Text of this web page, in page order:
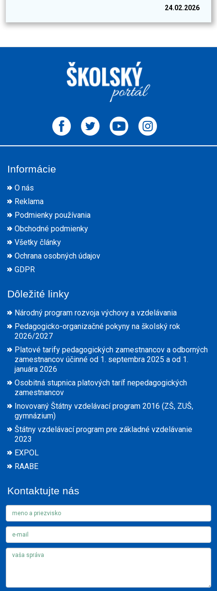
24.02.2026
Informácie
O nás
Reklama
Podmienky používania
Obchodné podmienky
Všetky články
Ochrana osobných údajov
GDPR
Dôležité linky
Národný program rozvoja výchovy a vzdelávania
Pedagogicko-organizačné pokyny na školský rok
2026/2027
Platové tarify pedagogických zamestnancov a odborných
zamestnancov účinné od 1. septembra 2025 a od 1.
januára 2026
Osobitná stupnica platových taríf nepedagogických
zamestnancov
Inovovaný Štátny vzdelávací program 2016 (ZŠ, ZUŠ,
gymnázium)
Štátny vzdelávací program pre základné vzdelávanie
2023
EXPOL
RAABE
Kontaktujte nás